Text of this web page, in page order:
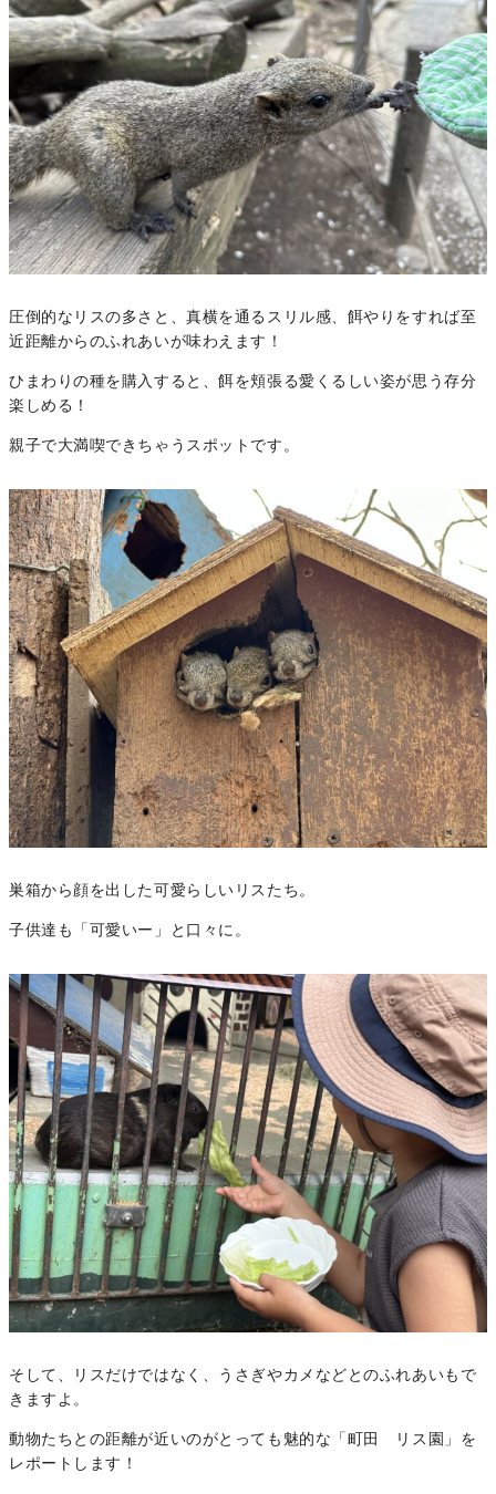
圧倒的なリスの多さと、真横を通るスリル感、餌やりをすれば至
近距離からのふれあいが味わえます！
ひまわりの種を購入すると、餌を頬張る愛くるしい姿が思う存分
楽しめる！
親子で大満喫できちゃうスポットです。
巣箱から顔を出した可愛らしいリスたち。
子供達も「可愛いー」と口々に。
そして、リスだけではなく、うさぎやカメなどとのふれあいもで
きますよ。
動物たちとの距離が近いのがとっても魅的な「町田 リス園」を
レポートします！